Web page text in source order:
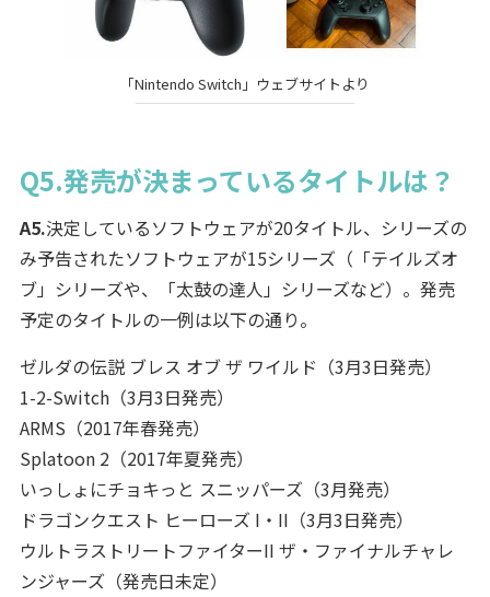
「Nintendo Switch」ウェブサイトより
Q5.発売が決まっているタイトルは？
A5.決定しているソフトウェアが20タイトル、シリーズの
み予告されたソフトウェアが15シリーズ（「テイルズオ
ブ」シリーズや、「太鼓の達人」シリーズなど）。発売
予定のタイトルの一例は以下の通り。
ゼルダの伝説 ブレス オブ ザ ワイルド（3月3日発売）
1-2-Switch（3月3日発売）
ARMS（2017年春発売）
Splatoon 2（2017年夏発売）
いっしょにチョキっと スニッパーズ（3月発売）
ドラゴンクエスト ヒーローズ I・II（3月3日発売）
ウルトラストリートファイターII ザ・ファイナルチャレ
ンジャーズ（発売日未定）